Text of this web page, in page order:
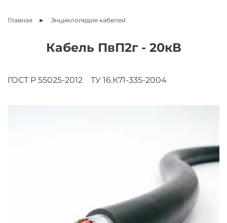
Главная Энциклопедия кабелей
Кабель ПвП2г - 20кВ
ГОСТ Р 55025-2012 ТУ 16.К71-335-2004